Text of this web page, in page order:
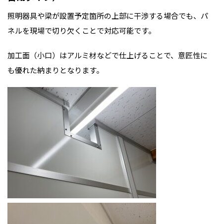
照明器具や梁が設置予定箇所の上部に干渉する場合でも、パ
ネルを現場で切り欠くことで対応可能です。
加工面（小口）はアルミ材などで仕上げることで、意匠性に
も優れた納まりとなります。